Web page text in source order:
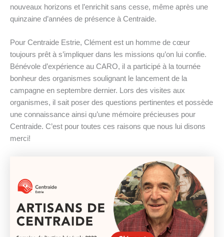
nouveaux horizons et l’enrichit sans cesse, même après une
quinzaine d’années de présence à Centraide.
Pour Centraide Estrie, Clément est un homme de cœur
toujours prêt à s’impliquer dans les missions qu’on lui confie.
Bénévole d’expérience au CARO, il a participé à la tournée
bonheur des organismes soulignant le lancement de la
campagne en septembre dernier. Lors des visites aux
organismes, il sait poser des questions pertinentes et possède
une connaissance ainsi qu’une mémoire précieuses pour
Centraide. C’est pour toutes ces raisons que nous lui disons
merci!